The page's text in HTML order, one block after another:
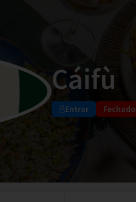
Cáifù
Entrar Fechado